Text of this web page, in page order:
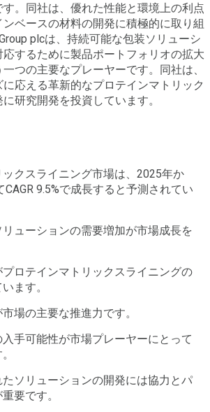
。同社は、優れた性能と環境上の利点
ベースの材料の開発に積極的に取り組
plcは、持続可能な包装ソリューシ
応するために製品ポートフォリオの拡大
つの主要なプレーヤーです。同社は、
応える革新的なプロテインマトリック
研究開発を投資しています。
クスライニング市場は、2025年か
9.5%で成長すると予測されてい
ューションの需要増加が市場成長を
ロテインマトリックスライニングの
ます。
場の主要な推進力です。
手可能性が市場プレーヤーにとって
ソリューションの開発には協力とパ
要です。